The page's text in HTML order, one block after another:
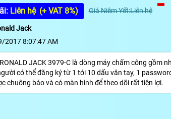
Liên hệ (+ VAT 8%) Giá Niêm Yết:Liên hệ
Jack
2017 8:07:47 AM
JACK 3979-C là dòng máy chấm công
có thể đăng ký từ 1 tới 10 dấu vân tay, 1
chuông báo và có màn hình để theo dõi rất tiện lợi.